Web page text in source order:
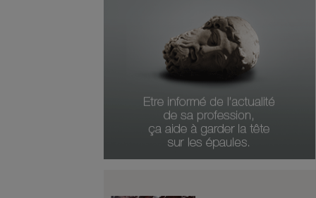
Numéro Du Produit
Type De Produit
Genre Du Produit
Date Du Produit